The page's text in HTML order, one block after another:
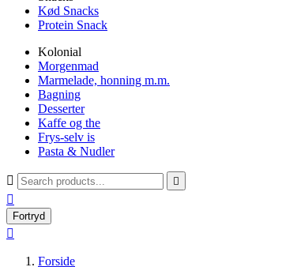
Kød Snacks
Protein Snack
Kolonial
Morgenmad
Marmelade, honning m.m.
Bagning
Desserter
Kaffe og the
Frys-selv is
Pasta & Nudler
 

Fortryd

Forside